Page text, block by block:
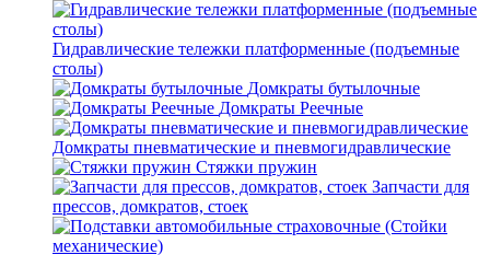
Гидравлические тележки платформенные (подъемные
столы)
Домкраты бутылочные
Домкраты Реечные
Домкраты пневматические и пневмогидравлические
Стяжки пружин
Запчасти для
прессов, домкратов, стоек